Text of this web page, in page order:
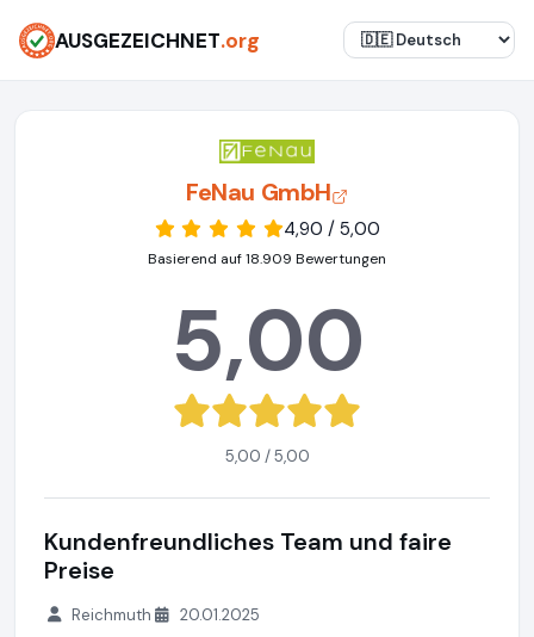
AUSGEZEICHNET.org
FeNau GmbH
4,90 / 5,00
Basierend auf 18.909 Bewertungen
5,00
5,00 / 5,00
Kundenfreundliches Team und faire
Preise
Reichmuth 20.01.2025